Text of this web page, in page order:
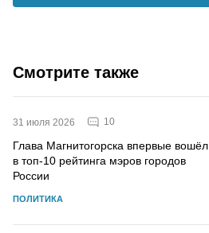
Смотрите также
31 июля 2026 10
Глава Магнитогорска впервые вошёл
в топ-10 рейтинга мэров городов
России
ПОЛИТИКА